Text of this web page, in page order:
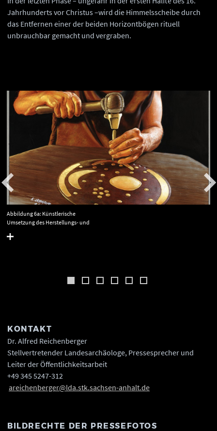
Jahrhunderts vor Christus –wird die Himmelsscheibe durch
das Entfernen einer der beiden Horizontbögen rituell
unbrauchbar gemacht und vergraben.
Abbildung 6a: Künstlerische
Umsetzung des Herstellungs- und
Denkmalpflege und Archäologie Sachsen-Anhalt, Karol Schauer.
KONTAKT
Dr. Alfred Reichenberger
Stellvertretender Landesarchäologe, Pressesprecher und
Leiter der Öffentlichkeitsarbeit
+49 345 5247-312
areichenberger@lda.stk.sachsen-anhalt.de
BILDRECHTE DER PRESSEFOTOS